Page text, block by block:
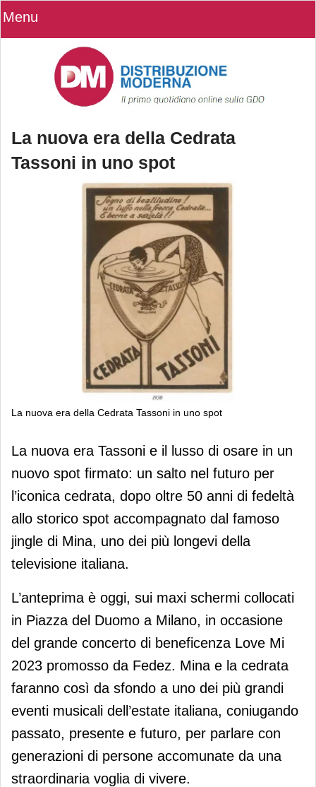
Menu
La nuova era della Cedrata
Tassoni in uno spot
La nuova era della Cedrata Tassoni in uno spot
La nuova era della Cedrata Tassoni in
uno spot
La nuova era Tassoni e il lusso di osare in un
nuovo spot firmato: un salto nel futuro per
l’iconica cedrata, dopo oltre 50 anni di fedeltà
allo storico spot accompagnato dal famoso
jingle di Mina, uno dei più longevi della
televisione italiana.
L’anteprima è oggi, sui maxi schermi collocati
in Piazza del Duomo a Milano, in occasione
del grande concerto di beneficenza Love Mi
2023 promosso da Fedez. Mina e la cedrata
faranno così da sfondo a uno dei più grandi
eventi musicali dell’estate italiana, coniugando
passato, presente e futuro, per parlare con
generazioni di persone accomunate da una
straordinaria voglia di vivere.